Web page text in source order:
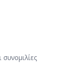
συνομιλίες